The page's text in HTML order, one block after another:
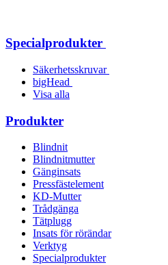
Specialprodukter
Säkerhetsskruvar
bigHead
Visa alla
Produkter
Blindnit
Blindnitmutter
Gänginsats
Pressfästelement
KD-Mutter
Trådgänga
Tätplugg
Insats för rörändar
Verktyg
Specialprodukter